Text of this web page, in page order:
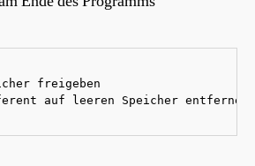
freigeben
auf leeren Speicher entfernen